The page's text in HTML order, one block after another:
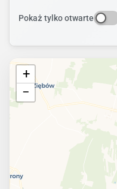
Pokaż tylko otwarte
+
−